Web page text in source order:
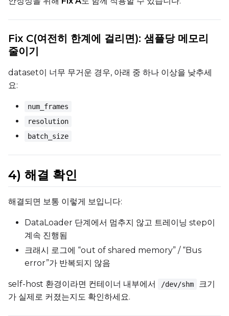
Fix C(여전히 한계에 걸리면): 샘플당 메모리
줄이기
dataset이 너무 무거운 경우, 아래 중 하나 이상을 낮추세
요:
num_frames
resolution
batch_size
4) 해결 확인
해결되면 보통 이렇게 보입니다:
DataLoader 단계에서 멈추지 않고 트레이닝 step이
계속 진행됨
크래시 로그에 “out of shared memory” / “Bus
error”가 반복되지 않음
self-host 환경이라면 컨테이너 내부에서 /dev/shm
크기
가 실제로 커졌는지도 확인하세요.